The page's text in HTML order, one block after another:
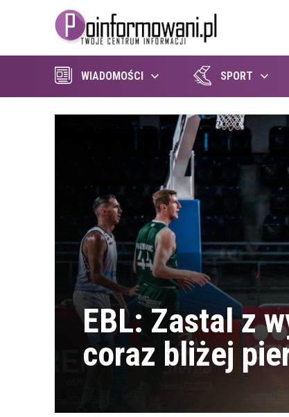
WIADOMOŚCI SPORT
EBL: Zastal z
coraz bliżej